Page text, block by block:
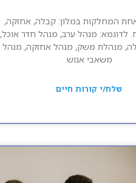
המחלקות במלון: קבלה, אחזקה,
מנהל ערב, מנהל חדר אוכל,
מנהלת משק, מנהל אחזקה, מנהל
משאבי אנוש.
שלח/י קורות חיים